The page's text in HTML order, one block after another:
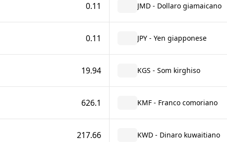
0.11 JMD - Dollaro giamaicano
0.11 JPY - Yen giapponese
19.94 KGS - Som kirghiso
626.1 KMF - Franco comoriano
217.66 KWD - Dinaro kuwaitiano